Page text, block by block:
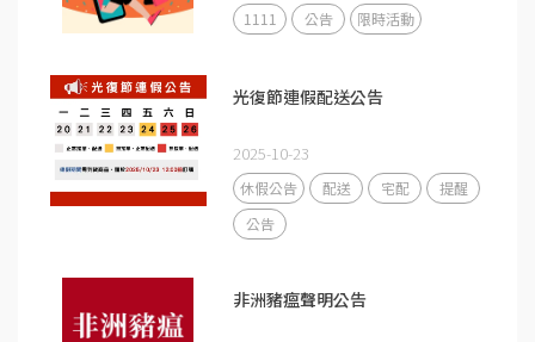
1111 公告 限時活動
光復節連假配送公告
2025-10-23
休假公告 配送 宅配
提醒
公告
非洲豬瘟聲明公告